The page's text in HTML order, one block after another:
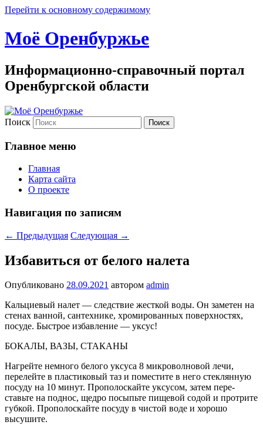
Перейти к основному содержимому
Моё Оренбуржье
Информационно-справочный портал
Оренбургской области
Поиск
Главное меню
Главная
Карта сайта
О проекте
Навигация по записям
← Предыдущая Следующая →
Избавиться от белого налета
Опубликовано 28.09.2021 автором admin
Кальциевый налет — следствие жесткой воды. Он заметен на
стенах ванной, сантехнике, хромированных поверхностях,
посуде. Быстрое избавление — уксус!
БОКАЛЫ, ВАЗЫ, СТАКАНЫ
Нагрейте немного белого уксуса 8 микроволновой лечи,
перелейте в пла­стиковый таз и поместите в него стеклянную
посуду на 10 минут. Прополоскай­те уксусом, затем пере­
ставьте на поднос, щедро посыпьте пищевой содой и протрите
губкой. Прополоскайте посуду в чистой воде и хорошо
высушите.